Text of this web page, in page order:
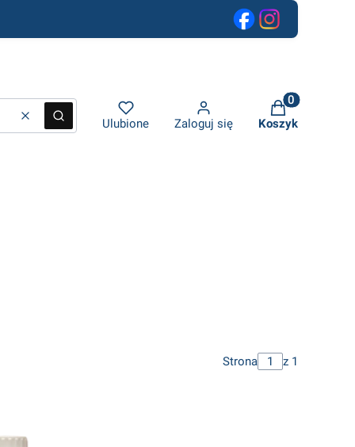
600 zł netto
WyczyśćSzukaj Ulubione Zaloguj się
Produkty w
Koszyk
Strona z 1